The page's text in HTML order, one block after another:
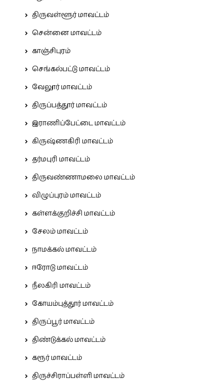
திருவள்ளூர் மாவட்டம்
சென்னை மாவட்டம்
காஞ்சிபுரம்
செங்கல்பட்டு மாவட்டம்
வேலூர் மாவட்டம்
திருப்பத்தூர் மாவட்டம்
இராணிப்பேட்டை மாவட்டம்
கிருஷ்ணகிரி மாவட்டம்
தர்மபுரி மாவட்டம்
திருவண்ணாமலை மாவட்டம்
விழுப்புரம் மாவட்டம்
கள்ளக்குறிச்சி மாவட்டம்
சேலம் மாவட்டம்
நாமக்கல் மாவட்டம்
ஈரோடு மாவட்டம்
நீலகிரி மாவட்டம்
கோயம்புத்தூர் மாவட்டம்
திருப்பூர் மாவட்டம்
திண்டுக்கல் மாவட்டம்
கரூர் மாவட்டம்
திருச்சிராப்பள்ளி மாவட்டம்